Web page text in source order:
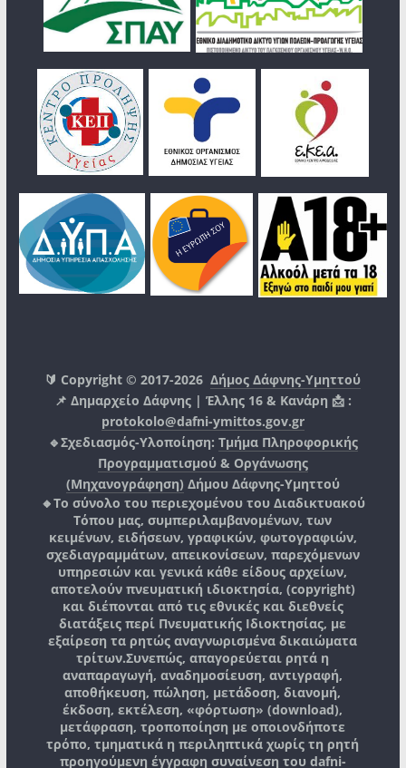
🔰 Copyright © 2017-2026Δήμος Δάφνης-Υμηττού
📌 Δημαρχείο Δάφνης | Έλλης 16 & Κανάρη 📩 :
protokolo@dafni-ymittos.gov.gr
🔹Σχεδιασμός-Υλοποίηση: Τμήμα Πληροφορικής
Προγραμματισμού & Οργάνωσης
(Μηχανογράφηση) Δήμου Δάφνης-Υμηττού
🔸Το σύνολο του περιεχομένου του Διαδικτυακού
Τόπου μας, συμπεριλαμβανομένων, των
κειμένων, ειδήσεων, γραφικών, φωτογραφιών,
σχεδιαγραμμάτων, απεικονίσεων, παρεχόμενων
υπηρεσιών και γενικά κάθε είδους αρχείων,
αποτελούν πνευματική ιδιοκτησία, (copyright)
και διέπονται από τις εθνικές και διεθνείς
διατάξεις περί Πνευματικής Ιδιοκτησίας, με
εξαίρεση τα ρητώς αναγνωρισμένα δικαιώματα
τρίτων.Συνεπώς, απαγορεύεται ρητά η
αναπαραγωγή, αναδημοσίευση, αντιγραφή,
αποθήκευση, πώληση, μετάδοση, διανομή,
έκδοση, εκτέλεση, «φόρτωση» (download),
μετάφραση, τροποποίηση με οποιονδήποτε
τρόπο, τμηματικά η περιληπτικά χωρίς τη ρητή
προηγούμενη έγγραφη συναίνεση του dafni-